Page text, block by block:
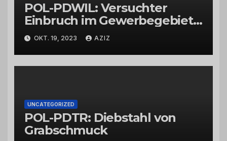
POL-PDWIL: Versuchter
Einbruch im Gewerbegebiet
Wittlich
OKT. 19, 2023 AZIZ
UNCATEGORIZED
POL-PDTR: Diebstahl von
Grabschmuck